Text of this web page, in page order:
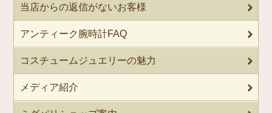
当店からの返信がないお客様
アンティーク腕時計FAQ
コスチュームジュエリーの魅力
メディア紹介